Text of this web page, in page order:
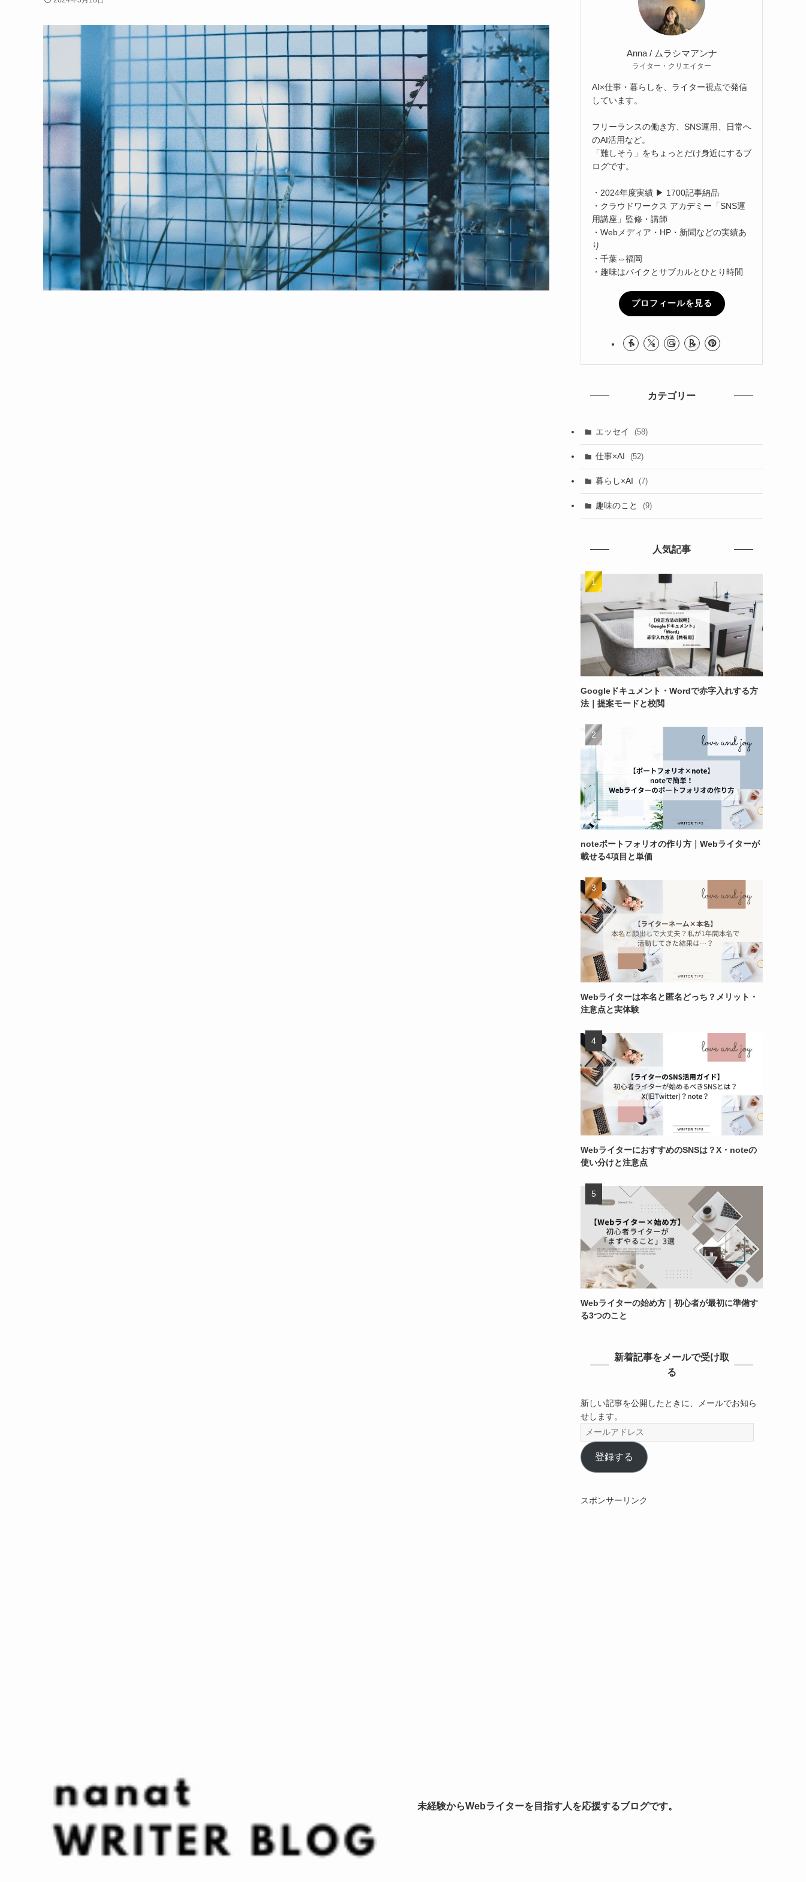
Anna / ムラシマアンナ
ライター・クリエイター
AI×仕事・暮らしを、ライター視点で発信
しています。
フリーランスの働き方、SNS運用、日常へ
のAI活用など。
「難しそう」をちょっとだけ身近にするブ
ログです。
・2024年度実績 ▶ 1700記事納品
・クラウドワークス アカデミー「SNS運
用講座」監修・講師
・Webメディア・HP・新聞などの実績あ
り
・千葉⇔福岡
・趣味はバイクとサブカルとひとり時間
プロフィールを見る
カテゴリー
エッセイ (58)
仕事×AI (52)
暮らし×AI (7)
趣味のこと (9)
人気記事
Googleドキュメント・Wordで赤字入れする方
法｜提案モードと校閲
noteポートフォリオの作り方｜Webライターが
載せる4項目と単価
Webライターは本名と匿名どっち？メリット・
注意点と実体験
WebライターにおすすめのSNSは？X・noteの
使い分けと注意点
Webライターの始め方｜初心者が最初に準備す
る3つのこと
新着記事をメールで受け取
る
新しい記事を公開したときに、メールでお知ら
せします。
ー
ル
ア
登録する
スポンサーリンク
未経験からWebライターを目指す人を応援するブログです。